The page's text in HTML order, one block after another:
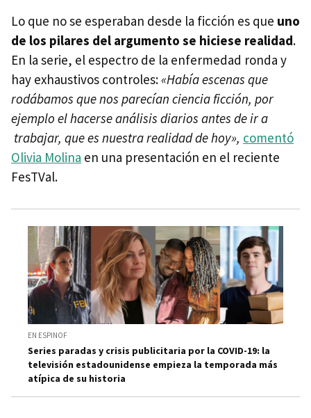
Lo que no se esperaban desde la ficción es que uno
de los pilares del argumento se hiciese realidad.
En la serie, el espectro de la enfermedad ronda y
hay exhaustivos controles:«Había escenas que
rodábamos que nos parecían ciencia ficción, por
ejemplo el hacerse análisis diarios antes de ir a
trabajar, que es nuestra realidad de hoy», comentó
Olivia Molina en una presentación en el reciente
FesTVal.
EN ESPINOF
Series paradas y crisis publicitaria por la COVID-19: la
televisión estadounidense empieza la temporada más
atípica de su historia